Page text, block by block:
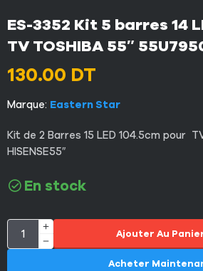
ES-3352 Kit 5 barres 14
TV TOSHIBA 55″
130.00 DT
Marque: Eastern Star
Kit de 2 Barres 15 LED 104.5cm pour TV
HISENSE55″
En stock
Ajouter Au
Acheter